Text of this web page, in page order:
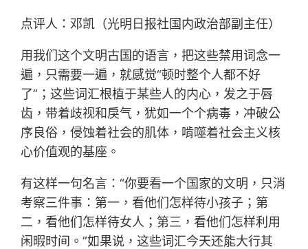
点评人：邓凯（光明日报社国内政治部副主任）
用我们这个文明古国的语言，把这些禁用词念一
遍，只需要一遍，就感觉“顿时整个人都不好
了”；这些词汇根植于某些人的内心，发之于唇
齿，带着歧视和戾气，犹如一个个病毒，冲破公
序良俗，侵蚀着社会的肌体，啃噬着社会主义核
心价值观的基座。
有这样一句名言：“你要看一个国家的文明，只消
考察三件事：第一，看他们怎样待小孩子；第
二，看他们怎样待女人；第三，看他们怎样利用
闲暇时间。”如果说，这些词汇今天还能大行其